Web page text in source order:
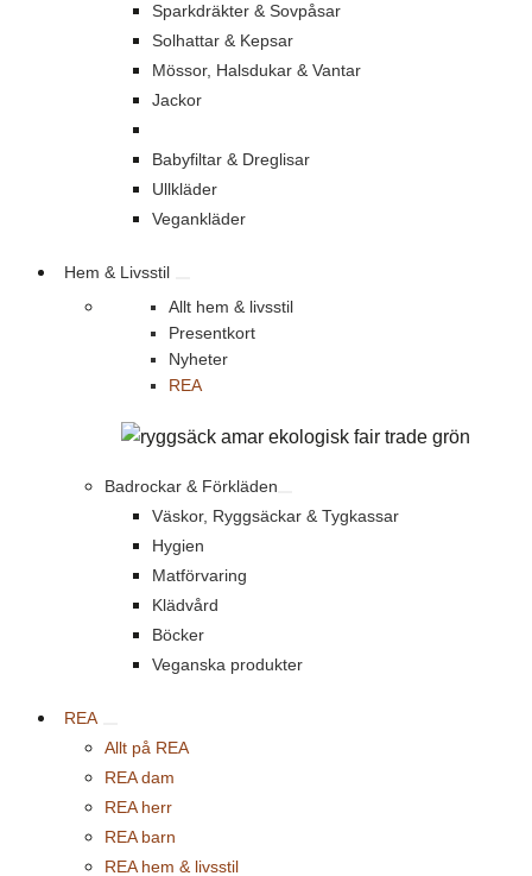
Sparkdräkter & Sovpåsar
Solhattar & Kepsar
Mössor, Halsdukar & Vantar
Jackor
Babyfiltar & Dreglisar
Ullkläder
Vegankläder
Hem & Livsstil
Allt hem & livsstil
Presentkort
Nyheter
REA
Badrockar & Förkläden
Väskor, Ryggsäckar & Tygkassar
Hygien
Matförvaring
Klädvård
Böcker
Veganska produkter
REA
Allt på REA
REA dam
REA herr
REA barn
REA hem & livsstil